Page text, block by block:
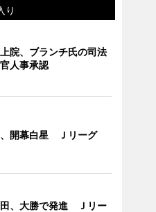
り
院、ブランチ氏の司法
人事承認
開幕白星 Ｊリーグ
、大勝で発進 Ｊリー